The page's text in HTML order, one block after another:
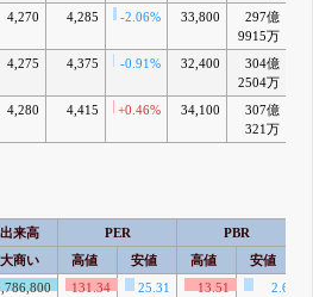
4,270 4,285 -2.06% 33,800
297億
9915万
4,275 4,375 -0.91% 32,400
304億
2504万
4,280 4,415 +0.46% 34,100
307億
321万
出来高 PER
PBR
大商い 高値 安値 高値 安値
131.34 25.31 13.51
2.6